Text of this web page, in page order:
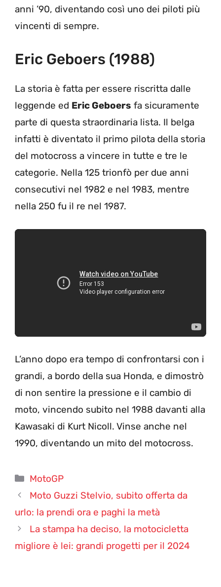
anni ’90, diventando così uno dei piloti più
vincenti di sempre.
Eric Geboers (1988)
La storia è fatta per essere riscritta dalle
leggende ed Eric Geboers fa sicuramente
parte di questa straordinaria lista. Il belga
infatti è diventato il primo pilota della storia
del motocross a vincere in tutte e tre le
categorie. Nella 125 trionfò per due anni
consecutivi nel 1982 e nel 1983, mentre
nella 250 fu il re nel 1987.
L’anno dopo era tempo di confrontarsi con i
grandi, a bordo della sua Honda, e dimostrò
di non sentire la pressione e il cambio di
moto, vincendo subito nel 1988 davanti alla
Kawasaki di Kurt Nicoll. Vinse anche nel
1990, diventando un mito del motocross.
Categorie
MotoGP
Moto Guzzi Stelvio, subito offerta da
urlo: la prendi ora e paghi la metà
La stampa ha deciso, la motocicletta
migliore è lei: grandi progetti per il 2024